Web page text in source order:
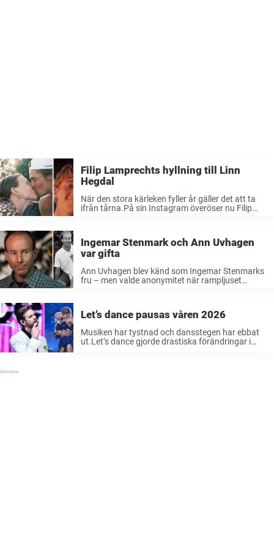
Filip Lamprechts hyllning till Linn
Hegdal
När den stora kärleken fyller år gäller det att ta
ifrån tårna.På sin Instagram överöser nu Filip
varandra”, skriver ...
Ingemar Stenmark och Ann Uvhagen
var gifta
Ann Uvhagen blev känd som Ingemar Stenmarks
fru – men valde anonymitet när rampljuset
Let’s dance pausas våren 2026
Musiken har tystnad och dansstegen har ebbat
ut.Let’s dance gjorde drastiska förändringar i